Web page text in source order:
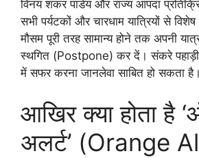
विनय शंकर पांडेय और राज्य आपदा
सभी पर्यटकों और चारधाम यात्रियों से
मौसम पूरी तरह सामान्य होने तक अपनी
स्थगित (Postpone) कर दें। संकरे पहाड़ी
में सफर करना जानलेवा साबित हो सकता है।
आखिर क्या होता है
अलर्ट’ (Orange